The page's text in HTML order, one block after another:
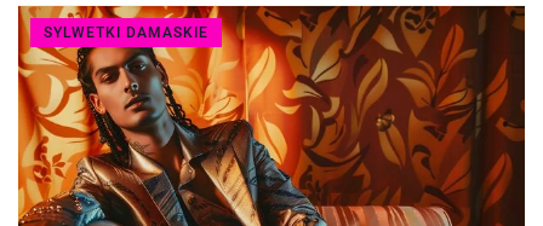
SYLWETKI DAMASKIE